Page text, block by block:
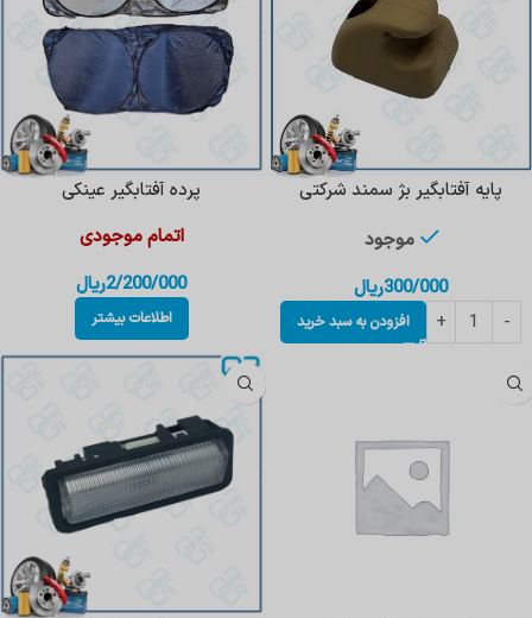
پایه آفتابگیر بژ سمند شرکتی
موجود
300/000ریال
افزودن به سبد خرید
پرده آفتابگیر عینکی
اتمام موجودی
2/200/000ریال
اطلاعات بیشتر